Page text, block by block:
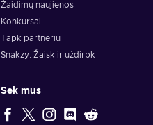
Žaidimų naujienos
Konkursai
Tapk partneriu
Snakzy: Žaisk ir uždirbk
Sek mus